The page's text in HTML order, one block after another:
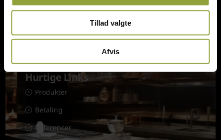
Tillad valgte
Afvis
(+45) 61 28 22 89
Hurtige Links
Produkter
Betaling
Referencer